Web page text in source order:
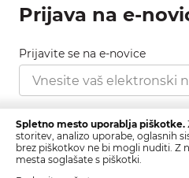
Prijava na e-
Prijavite se na e-novice
Strinjam se s pravilnikom
tukaj.
Spletno mesto uporablja piškotke.
storitev, analizo uporabe, oglasnih
brez piškotkov ne bi mogli nuditi. Z
mesta soglašate s piškotki.